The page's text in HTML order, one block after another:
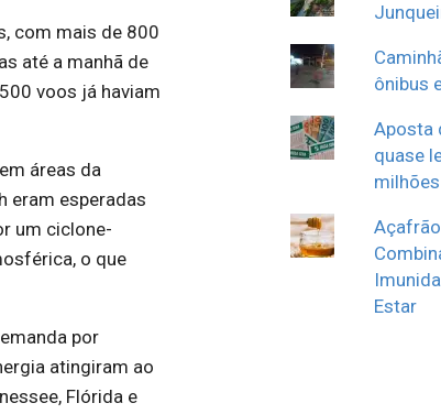
com mais de 800
até a manhã de
voos já haviam
áreas da
eram esperadas
um ciclone-
o que
por
atingiram ao
Flórida e
ônibus
Aposta
quase
Estar